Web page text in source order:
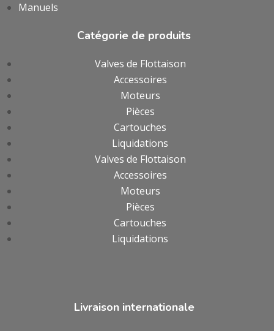
Manuels
Catégorie de produits
Valves de Flottaison
Accessoires
Moteurs
Pièces
Cartouches
Liquidations
Valves de Flottaison
Accessoires
Moteurs
Pièces
Cartouches
Liquidations
Livraison internationale